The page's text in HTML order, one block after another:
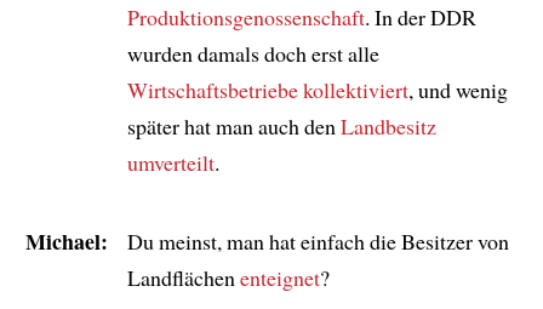
Produktionsgenossenschaft. In der DDR
wurden damals doch erst alle
Wirtschaftsbetriebekollektiviert, und wenig
später hat man auch den Landbesitz
umverteilt.
Michael:
Du meinst, man hat einfach die Besitzer von
Landflächen enteignet?